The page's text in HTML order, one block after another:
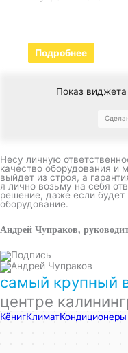
Подробнее
Показ
Несу личную
качество оборудования и
выйдет из строя, а
я лично возьму на себя
решение, даже если будет
оборудование.
Андрей Чупраков,
самый крупный
центре
КёнигКлимат
Кондиционеры в Калининграде